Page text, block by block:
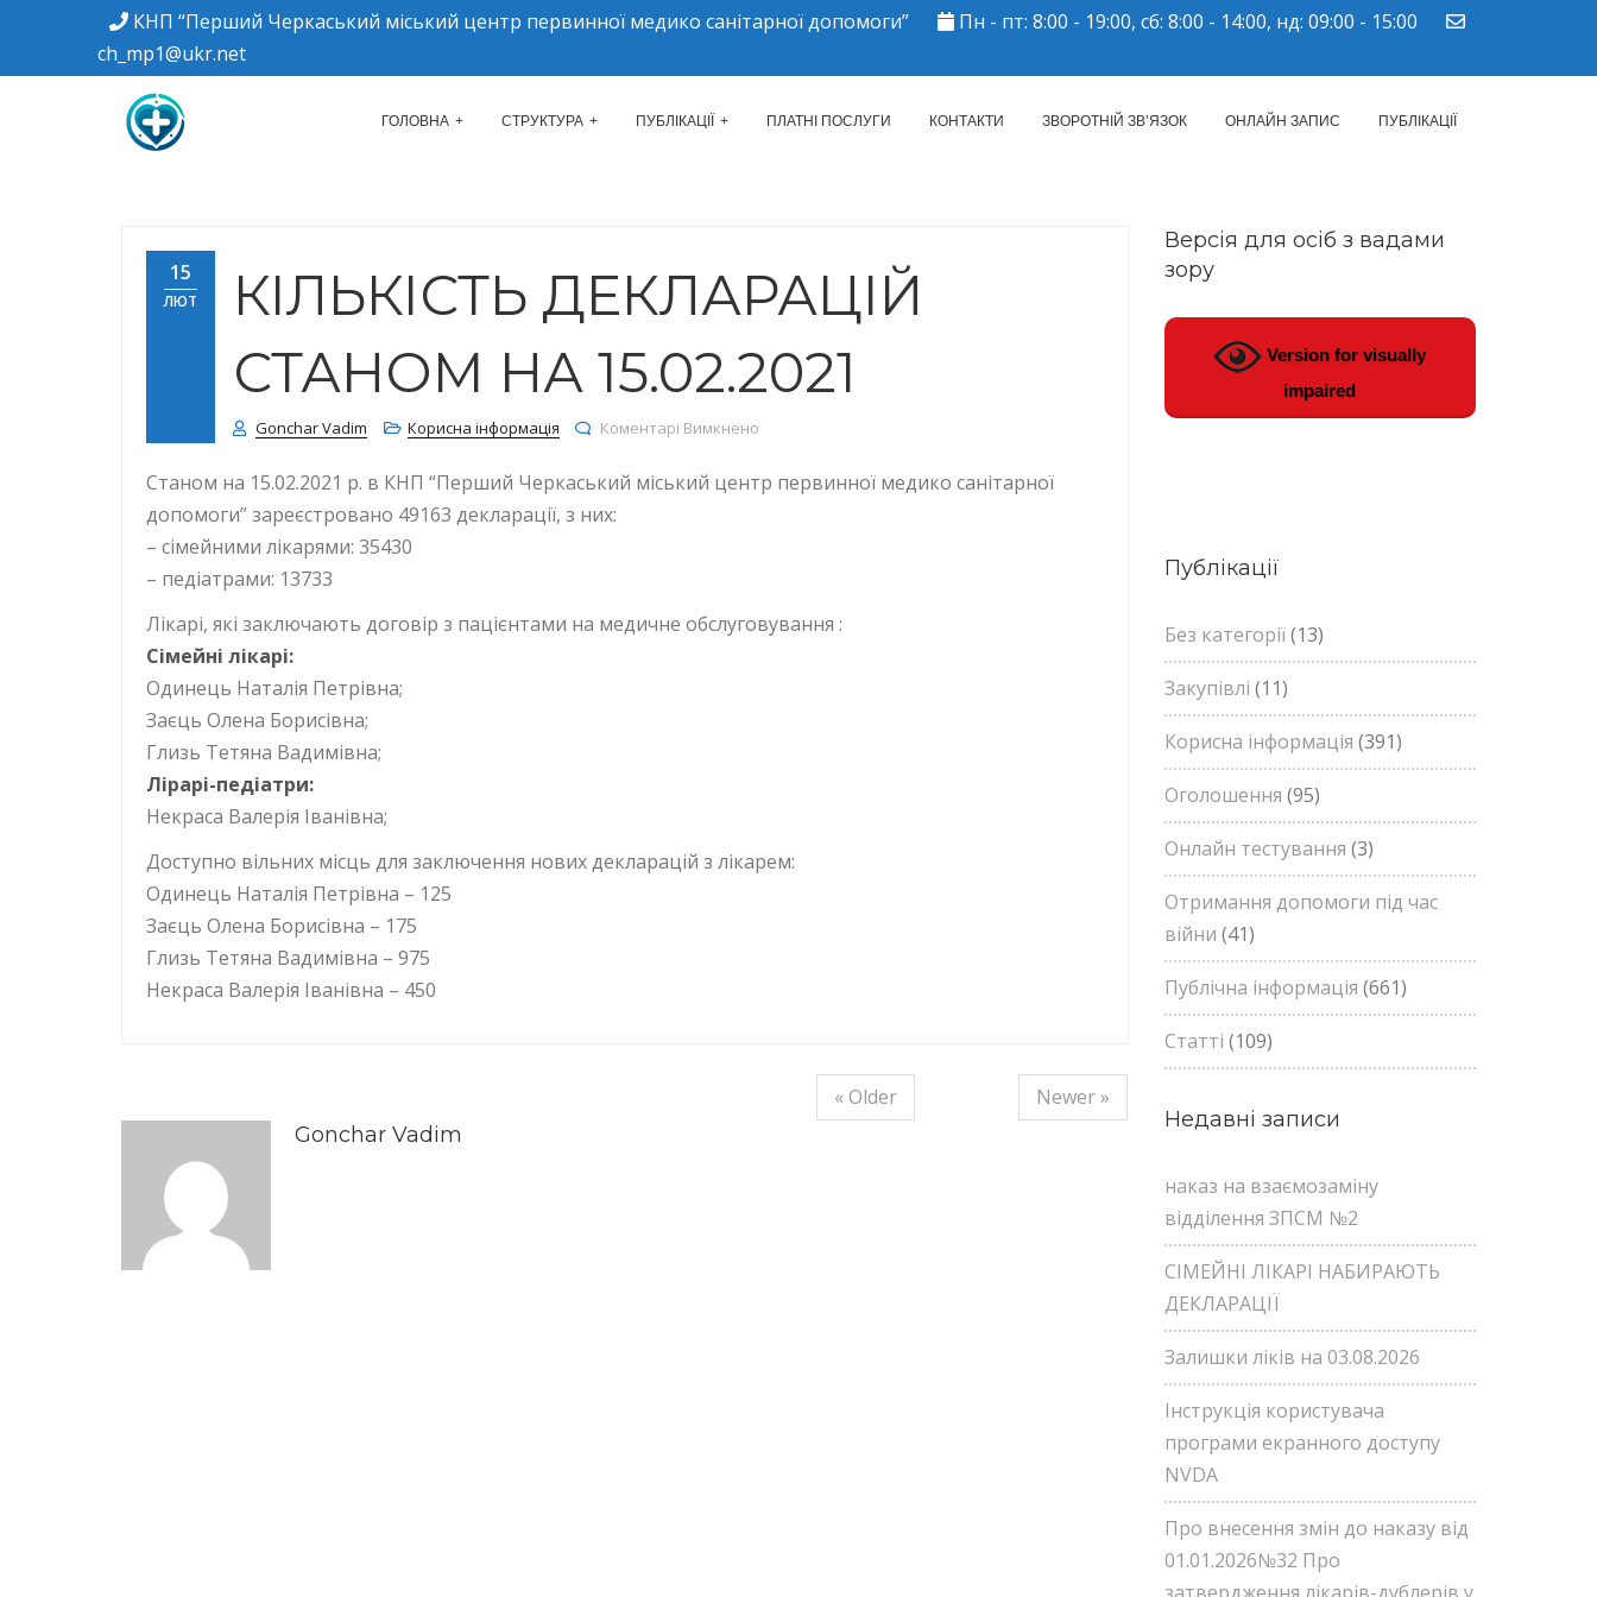
КНП “Перший Черкаський міський центр первинної медико санітарної допомоги”
Пн - пт: 8:00 - 19:00, сб: 8:00 - 14:00, нд: 09:00 - 15:00
ch_mp1@ukr.net
КНП "ПЕРШИЙ ЧЕРКАСЬКИЙ МІСЬКИЙ ЦЕНТР ПМСД"
ГОЛОВНА СТРУКТУРА ПУБЛІКАЦІЇ ПЛАТНІ ПОСЛУГИ КОНТАКТИ ЗВОРОТНІЙ ЗВ’ЯЗОК ОНЛАЙН ЗАПИС ПУБЛІКАЦІЇ
15
ЛЮТ
КІЛЬКІСТЬ ДЕКЛАРАЦІЙ
СТАНОМ НА 15.02.2021
Gonchar Vadim Корисна інформація Коментарі Вимкнено
Станом на 15.02.2021 р. в КНП “Перший Черкаський міський центр первинної медико санітарної
допомоги” зареєстровано 49163 декларації, з них:
– сімейними лікарями: 35430
– педіатрами: 13733
Лікарі, які заключають договір з пацієнтами на медичне обслуговування :
Сімейні лікарі:
Одинець Наталія Петрівна;
Заєць Олена Борисівна;
Глизь Тетяна Вадимівна;
Лірарі-педіатри:
Некраса Валерія Іванівна;
Доступно вільних місць для заключення нових декларацій з лікарем:
Одинець Наталія Петрівна – 125
Заєць Олена Борисівна – 175
Глизь Тетяна Вадимівна – 975
Некраса Валерія Іванівна – 450
« Older
Newer »
Gonchar Vadim
Версія для осіб з вадами
зору
Version for visually
impaired
Публікації
Без категорії(13)
Закупівлі (11)
Корисна інформація (391)
Оголошення (95)
Онлайн тестування (3)
Отримання допомоги під час
війни (41)
Публічна інформація (661)
Статті (109)
Недавні записи
наказ на взаємозаміну
відділення ЗПСМ №2
СІМЕЙНІ ЛІКАРІ НАБИРАЮТЬ
ДЕКЛАРАЦІЇ
Залишки ліків на 03.08.2026
Інструкція користувача
програми екранного доступу
NVDA
Про внесення змін до наказу від
01.01.2026№32 Про